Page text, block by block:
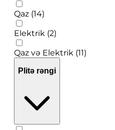
Qaz (14)
Elektrik (2)
Qaz və Elektrik (11)
Plitə rəngi